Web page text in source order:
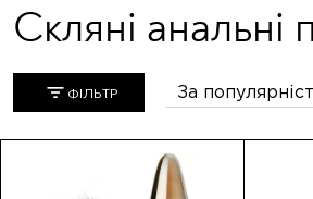
Скляні анальні
За
ФІЛЬТР